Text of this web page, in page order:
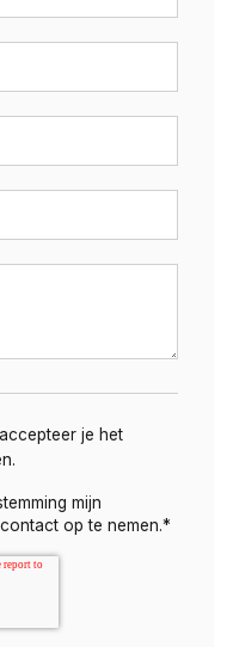
je het
mijn
op te nemen.*